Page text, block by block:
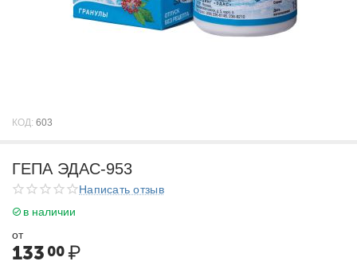
КОД: 603
ГЕПА ЭДАС-953
Написать отзыв
в наличии
от
133 00₽